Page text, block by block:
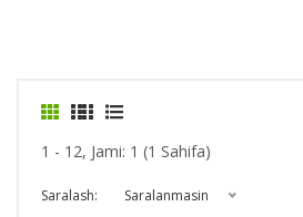
1 - 12, Jami: 1 (1 Sahifa)
Saralash: Saralanmasin